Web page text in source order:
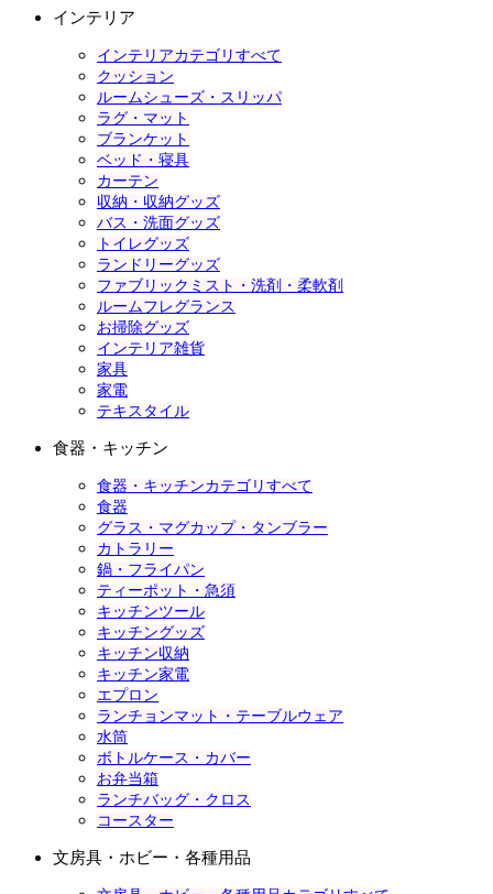
インテリア
インテリアカテゴリすべて
クッション
ルームシューズ・スリッパ
ラグ・マット
ブランケット
ベッド・寝具
カーテン
収納・収納グッズ
バス・洗面グッズ
トイレグッズ
ランドリーグッズ
ファブリックミスト・洗剤・柔軟剤
ルームフレグランス
お掃除グッズ
インテリア雑貨
家具
家電
テキスタイル
食器・キッチン
食器・キッチンカテゴリすべて
食器
グラス・マグカップ・タンブラー
カトラリー
鍋・フライパン
ティーポット・急須
キッチンツール
キッチングッズ
キッチン収納
キッチン家電
エプロン
ランチョンマット・テーブルウェア
水筒
ボトルケース・カバー
お弁当箱
ランチバッグ・クロス
コースター
文房具・ホビー・各種用品